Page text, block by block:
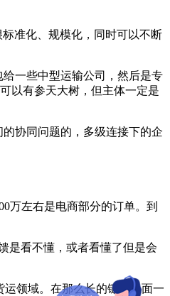
准化、规模化，同时可以不断
一些中型运输公司，然后是专
以有参天大树，但主体一定是
协同问题的，多级连接下的企
万左右是电商部分的订单。到
是看不懂，或者看懂了但是会
领域。在那么长的链条里面一